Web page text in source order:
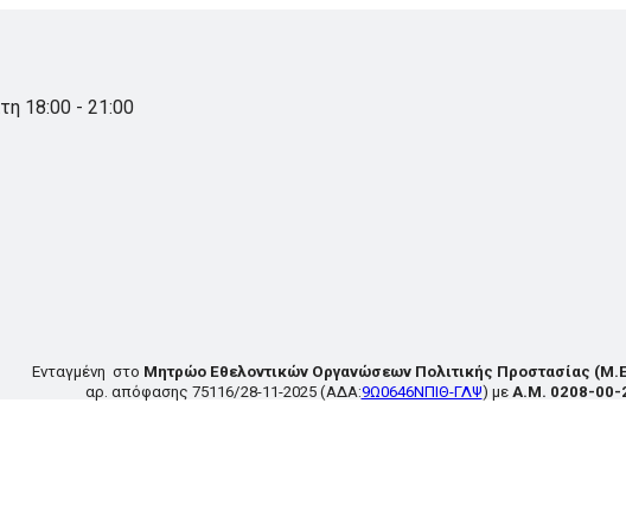
18:00 - 21:00
Ενταγμένη στο Μητρώο Εθελοντικών Οργανώσεων Πολιτικής Προστασίας
αρ. απόφασης 75116/28-11-2025 (ΑΔΑ:9Ω0646ΝΠΙΘ-ΓΛΨ) με Α.Μ. 0208-00-